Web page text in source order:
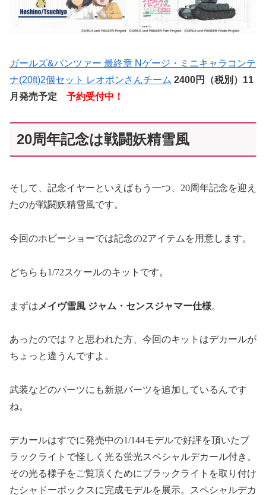
ガールズ&パンツァー 最終章 Nゲージ・ミニキャラコンテ
ナ(20ft)2個セット レオポンさんチーム 2400円（税別）11
月発売予定 予約受付中！
20周年記念は戦闘妖精雪風
そして、記念イヤーといえばもう一つ、 20周年記念を迎え
たのが戦闘妖精雪風です。
今回のホビーショーでは記念の2アイテムを用意します。
どちらも1/72スケールのキットです。
まずは メイヴ雪風 ジャム・センスジャマー仕様。
あったのでは？と思われた方、今回のキットはデカールが
ちょっと違うんですよ。
武装などのパーツにも新規パーツを追加しているんです
ね。
デカールはすでに発売中の1/144モデルで好評を頂いたブ
ラックライトで怪しく光る蛍光スペシャルデカール付き。
その光る様子をご覧頂くためにブラックライトを取り付け
たシャドーボックスに完成モデルを展示。スペシャルデカ